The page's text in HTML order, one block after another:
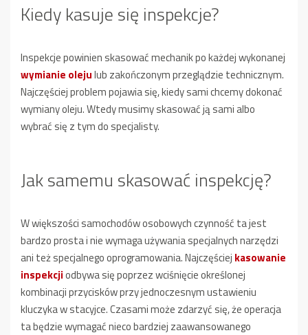
Kiedy kasuje się inspekcje?
Inspekcje powinien skasować mechanik po każdej wykonanej
wymianie olejulub zakończonym przeglądzie technicznym.
Najczęściej problem pojawia się, kiedy sami chcemy dokonać
wymiany oleju. Wtedy musimy skasować ją sami albo
wybrać się z tym do specjalisty.
Jak samemu skasować inspekcję?
W większości samochodów osobowych czynność ta jest
bardzo prosta i nie wymaga używania specjalnych narzędzi
ani też specjalnego oprogramowania. Najczęściej kasowanie
inspekcjiodbywa się poprzez wciśnięcie określonej
kombinacji przycisków przy jednoczesnym ustawieniu
kluczyka w stacyjce. Czasami może zdarzyć się, że operacja
ta będzie wymagać nieco bardziej zaawansowanego